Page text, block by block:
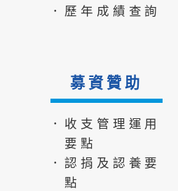
．歷年成績查詢
募資贊助
．收支管理運用
要點
．認捐及認養要
點